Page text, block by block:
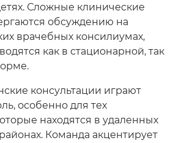
Сложные клинические
обсуждению на
врачебных консилиумах,
как в стационарной, так
консультации играют
особенно для тех
находятся в удаленных
Команда акцентирует